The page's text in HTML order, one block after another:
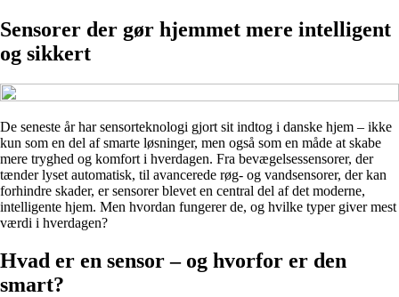
Sensorer der gør hjemmet mere intelligent
og sikkert
De seneste år har sensorteknologi gjort sit indtog i danske hjem – ikke
kun som en del af smarte løsninger, men også som en måde at skabe
mere tryghed og komfort i hverdagen. Fra bevægelsessensorer, der
tænder lyset automatisk, til avancerede røg- og vandsensorer, der kan
forhindre skader, er sensorer blevet en central del af det moderne,
intelligente hjem. Men hvordan fungerer de, og hvilke typer giver mest
værdi i hverdagen?
Hvad er en sensor – og hvorfor er den
smart?